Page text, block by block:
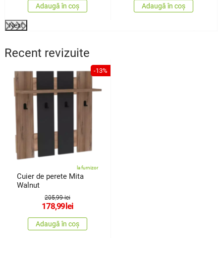
Adaugă în coș Adaugă în coș
Next
Recent revizuite
-13%
la furnizor
Cuier de perete Mita
Walnut
205,99 lei
178,99lei
Adaugă în coș